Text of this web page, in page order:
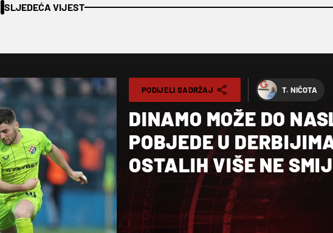
SLJEDEĆA VIJEST
PODIJELI SADRŽAJ T. NIČOTA
DINAMO MOŽE DO
POBJEDE U
OSTALIH VIŠE NE